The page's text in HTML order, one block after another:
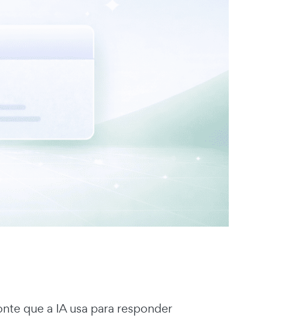
que a IA usa para responder